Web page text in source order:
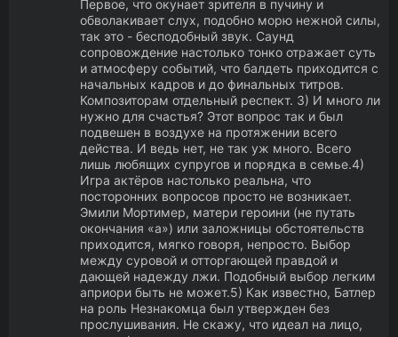
Первое, что окунает зрителя в пучину и
обволакивает слух, подобно морю нежной силы,
так это - бесподобный звук. Саунд
сопровождение настолько тонко отражает суть
и атмосферу событий, что балдеть приходится с
начальных кадров и до финальных титров.
Композиторам отдельный респект. 3) И много ли
нужно для счастья? Этот вопрос так и был
подвешен в воздухе на протяжении всего
действа. И ведь нет, не так уж много. Всего
лишь любящих супругов и порядка в семье.4)
Игра актёров настолько реальна, что
посторонних вопросов просто не возникает.
Эмили Мортимер, матери героини (не путать
окончания «а») или заложницы обстоятельств
приходится, мягко говоря, непросто. Выбор
между суровой и отторгающей правдой и
дающей надежду лжи. Подобный выбор легким
априори быть не может.5) Как известно, Батлер
на роль Незнакомца был утвержден без
прослушивания. Не скажу, что идеал на лицо,